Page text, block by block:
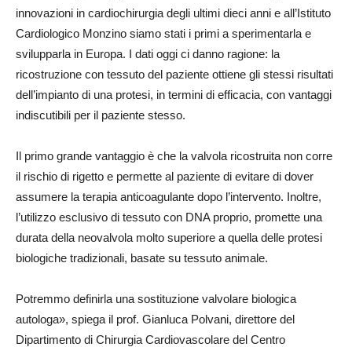
innovazioni in cardiochirurgia degli ultimi dieci anni e all’Istituto
Cardiologico Monzino siamo stati i primi a sperimentarla e
svilupparla in Europa. I dati oggi ci danno ragione: la
ricostruzione con tessuto del paziente ottiene gli stessi risultati
dell’impianto di una protesi, in termini di efficacia, con vantaggi
indiscutibili per il paziente stesso.
Il primo grande vantaggio è che la valvola ricostruita non corre
il rischio di rigetto e permette al paziente di evitare di dover
assumere la terapia anticoagulante dopo l’intervento. Inoltre,
l’utilizzo esclusivo di tessuto con DNA proprio, promette una
durata della neovalvola molto superiore a quella delle protesi
biologiche tradizionali, basate su tessuto animale.
Potremmo definirla una sostituzione valvolare biologica
autologa», spiega il prof. Gianluca Polvani, direttore del
Dipartimento di Chirurgia Cardiovascolare del Centro